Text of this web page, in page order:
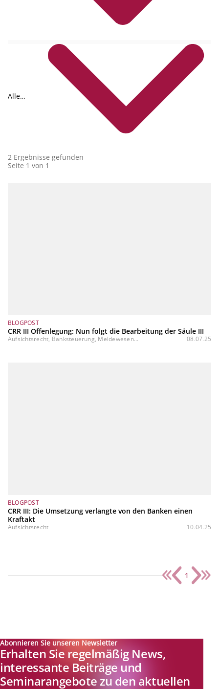
Alle
2 Ergebnisse gefunden
Seite 1 von 1
BLOGPOST
CRR III Offenlegung: Nun folgt die Bearbeitung der Säule III
Aufsichtsrecht, Banksteuerung, Meldewesen... 08.07.25
BLOGPOST
CRR III: Die Umsetzung verlangte von den Banken einen
Kraftakt
Aufsichtsrecht 10.04.25
1
Abonnieren Sie unseren Newsletter
Erhalten Sie regelmäßig News,
interessante Beiträge und
Seminarangebote zu den aktuellen